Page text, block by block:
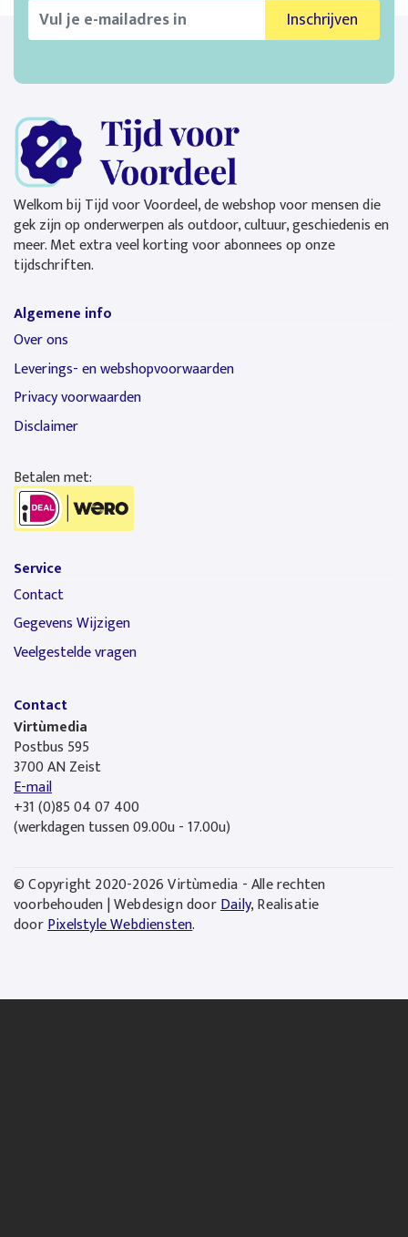
Inschrijven
Welkom bij Tijd voor Voordeel, de webshop voor mensen die
gek zijn op onderwerpen als outdoor, cultuur, geschiedenis en
meer. Met extra veel korting voor abonnees op onze
tijdschriften.
Algemene info
Over ons
Leverings- en webshopvoorwaarden
Privacy voorwaarden
Disclaimer
Betalen met:
Service
Contact
Gegevens Wijzigen
Veelgestelde vragen
Contact
Virtùmedia
Postbus 595
3700 AN Zeist
E-mail
+31 (0)85 04 07 400
(werkdagen tussen 09.00u - 17.00u)
© Copyright 2020-2026 Virtùmedia - Alle rechten
voorbehouden | Webdesign doorDaily, Realisatie
doorPixelstyle Webdiensten.